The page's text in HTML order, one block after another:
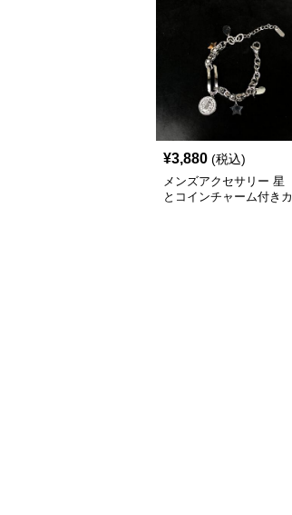
¥3,880 (税込)
メンズアクセサリー 星
とコインチャーム付きカ